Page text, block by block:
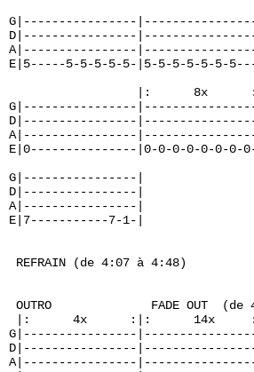
G|----------------
D|----------------
A|----------------
E|5-----5-5-5-5-5-|5-5-5-5-5-
|:
G|----------------
D|----------------
A|----------------
E|0---------------|0-0-0-0-0-0-0-0-
G|----------------|
D|----------------|
A|----------------|
E|7-----------7-1-|
REFRAIN (de 4:07 à 4:48)
OUTRO              FADE OUT
|:      4x      :|:      14x
G|----------------
D|----------------
A|----------------